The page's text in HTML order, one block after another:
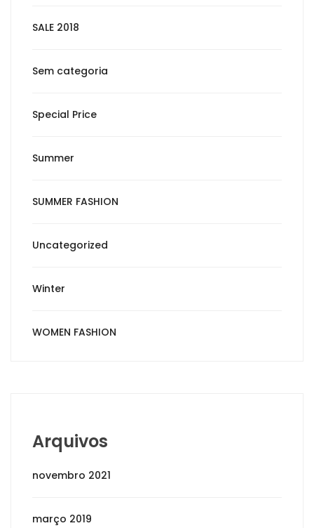
SALE 2018
Sem categoria
Special Price
Summer
SUMMER FASHION
Uncategorized
Winter
WOMEN FASHION
Arquivos
novembro 2021
março 2019